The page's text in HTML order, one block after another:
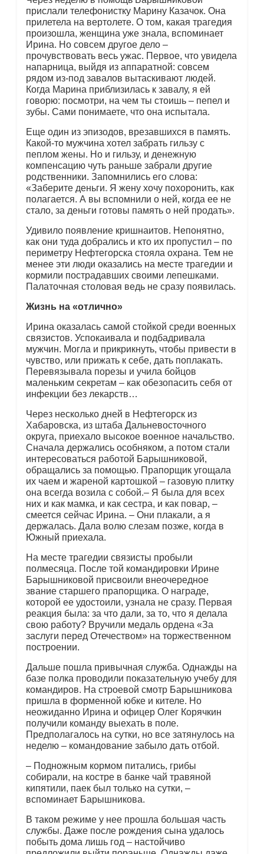
прислали телефонистку Марину Казачок. Она
прилетела на вертолете. О том, какая трагедия
произошла, женщина уже знала, вспоминает
Ирина. Но совсем другое дело –
прочувствовать весь ужас. Первое, что увидела
напарница, выйдя из аппаратной: совсем
рядом из-под завалов вытаскивают людей.
Когда Марина приблизилась к завалу, я ей
говорю: посмотри, на чем ты стоишь – пепел и
зубы. Сами понимаете, что она испытала.
Еще один из эпизодов, врезавшихся в память.
Какой-то мужчина хотел забрать гильзу с
пеплом жены. Но и гильзу, и денежную
компенсацию чуть раньше забрали другие
родственники. Запомнились его слова:
«Заберите деньги. Я жену хочу похоронить, как
полагается. А вы вспомнили о ней, когда ее не
стало, за деньги готовы память о ней продать».
Удивило появление кришнаитов. Непонятно,
как они туда добрались и кто их пропустил – по
периметру Нефтегорска стояла охрана. Тем не
менее эти люди оказались на месте трагедии и
кормили пострадавших своими лепешками.
Палаточная столовая ведь не сразу появилась.
Жизнь на «отлично»
Ирина оказалась самой стойкой среди военных
связистов. Успокаивала и подбадривала
мужчин. Могла и прикрикнуть, чтобы привести в
чувство, или прижать к себе, дать поплакать.
Перевязывала порезы и учила бойцов
маленьким секретам – как обезопасить себя от
инфекции без лекарств…
Через несколько дней в Нефтегорск из
Хабаровска, из штаба Дальневосточного
округа, приехало высокое военное начальство.
Сначала держались особняком, а потом стали
интересоваться работой Барышниковой,
обращались за помощью. Прапорщик угощала
их чаем и жареной картошкой – газовую плитку
она всегда возила с собой.– Я была для всех
них и как мамка, и как сестра, и как повар, –
смеется сейчас Ирина. – Они плакали, а я
держалась. Дала волю слезам позже, когда в
Южный приехала.
На месте трагедии связисты пробыли
полмесяца. После той командировки Ирине
Барышниковой присвоили внеочередное
звание старшего прапорщика. О награде,
которой ее удостоили, узнала не сразу. Первая
реакция была: за что дали, за то, что я делала
свою работу? Вручили медаль ордена «За
заслуги перед Отечеством» на торжественном
построении.
Дальше пошла привычная служба. Однажды на
базе полка проводили показательную учебу для
командиров. На строевой смотр Барышникова
пришла в форменной юбке и кителе. Но
неожиданно Ирина и офицер Олег Корячкин
получили команду выехать в поле.
Предполагалось на сутки, но все затянулось на
неделю – командование забыло дать отбой.
– Подножным кормом питались, грибы
собирали, на костре в банке чай травяной
кипятили, паек был только на сутки, –
вспоминает Барышникова.
В таком режиме у нее прошла большая часть
службы. Даже после рождения сына удалось
побыть дома лишь год – настойчиво